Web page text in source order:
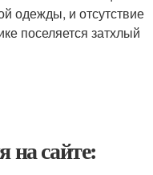
одежды, и отсутствие
поселяется затхлый
на сайте: